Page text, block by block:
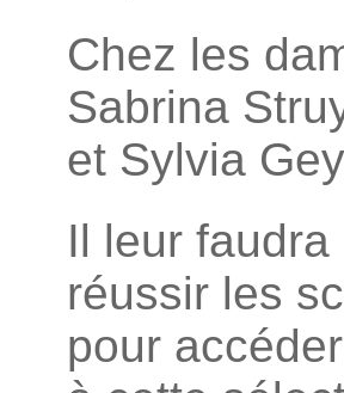
Chez les
Sabrina
et Sylvia
Il leur
réussir les
pour